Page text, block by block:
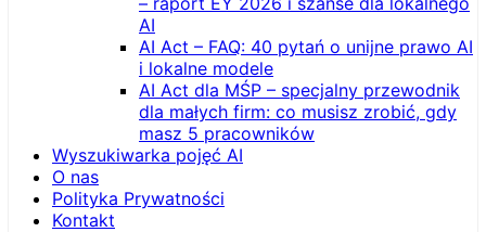
AI
AI Act – FAQ: 40 pytań o unijne prawo AI
i lokalne modele
AI Act dla MŚP – specjalny przewodnik
dla małych firm: co musisz zrobić, gdy
masz 5 pracowników
Wyszukiwarka pojęć AI
O nas
Polityka Prywatności
Kontakt